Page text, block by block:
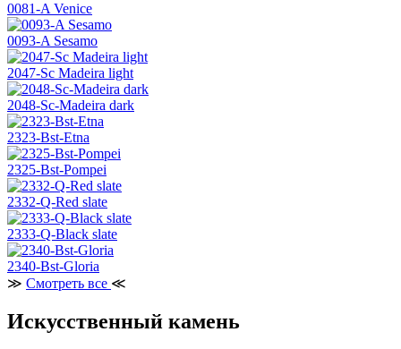
0081-A Venice
0093-A Sesamo
2047-Sc Madeira light
2048-Sc-Madeira dark
2323-Bst-Etna
2325-Bst-Pompei
2332-Q-Red slate
2333-Q-Black slate
2340-Bst-Gloria
≫ Смотреть все ≪
Искусственный камень